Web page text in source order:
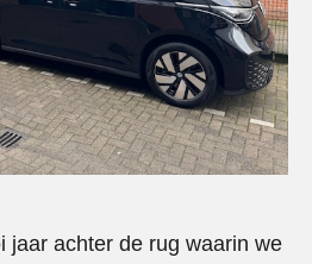
jaar achter de rug waarin we